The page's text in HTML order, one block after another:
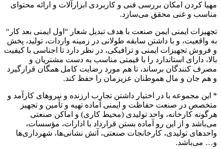
مهیا کردن امکان بررسی فنی و کاربردی ابزارآلات و ارائه محتوای
مناسب و غنی محقق می‌سازد.
تجهیزات ایمنی ایمن صنعت با هدف تبدیل شعار “اول ایمنی بعد کار“
به واقعیت، و با داشتن سابقه طولانی در زمینه واردات، تولید، پخش
و فروش تجهیزات ایمنی و ترافیکی، در نظر دارد تا اجناسی با کیفیت
بالا، دارای استاندارد را با قیمتی مناسب به دست مشتریان و
مصرف کنندگان برساند، تا هم مورد رضایت کامل همگان قرارگیرد
و هم جان و مال هموطنان عزیزمان را حفظ کند.
* این مجموعه با در اختیار داشتن تجارب ارزنده و نیروهای کارآمد و
متخصص در صنعت حفاظت و ایمنی آماده تهیه و تأمین و تجهیز
هرگونه کارخانه، واحد تولیدی (محیط کاری) و اماکن صنعتی
می‌باشد و از این رو آماده بستن قرارداد با ادارات، مؤسسات،
واحدهای تولیدی، کارخانجات صنعتی، آتش نشانی‌ها، شهرداری‌ها
و… می‌باشد.